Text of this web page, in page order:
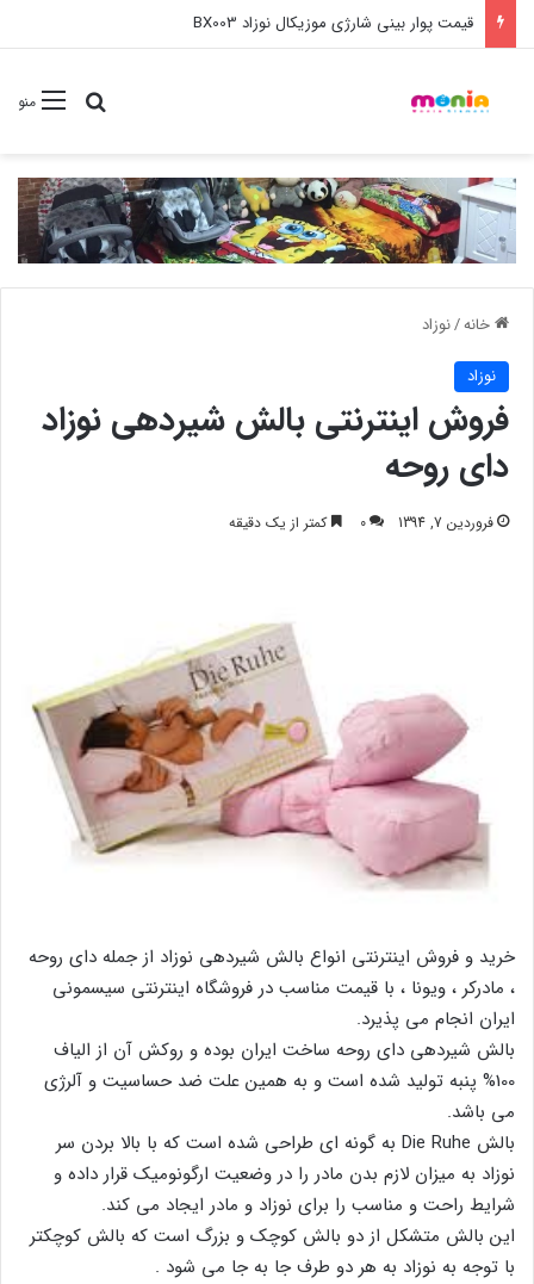
خرید عمده ست مانیکور نوزاد خارجی
منوجستجو
خانه/نوزاد
نوزاد
فروش اینترنتی بالش شیردهی نوزاد
دای روحه
فروردین 7, 1394 0 کمتر از یک دقیقه
خرید و فروش اینترنتی انواع بالش شیردهی نوزاد از جمله دای روحه
، مادرکر ، ویونا ، با قیمت مناسب در فروشگاه اینترنتی سیسمونی
ایران انجام می پذیرد.
بالش شیردهی دای روحه ساخت ایران بوده و روکش آن از الیاف
100% پنبه تولید شده است و به همین علت ضد حساسیت و آلرژی
می باشد.
بالش Die Ruhe به گونه ای طراحی شده است که با بالا بردن سر
نوزاد به میزان لازم بدن مادر را در وضعیت ارگونومیک قرار داده و
شرایط راحت و مناسب را برای نوزاد و مادر ایجاد می کند.
این بالش متشکل از دو بالش کوچک و بزرگ است که بالش کوچکتر
با توجه به نوزاد به هر دو طرف جا به جا می شود .